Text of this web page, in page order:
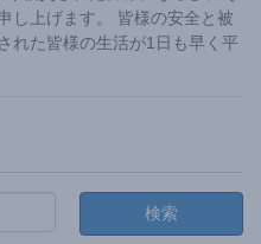
し上げます。 皆様の安全と被
れた皆様の生活が1日も早く平